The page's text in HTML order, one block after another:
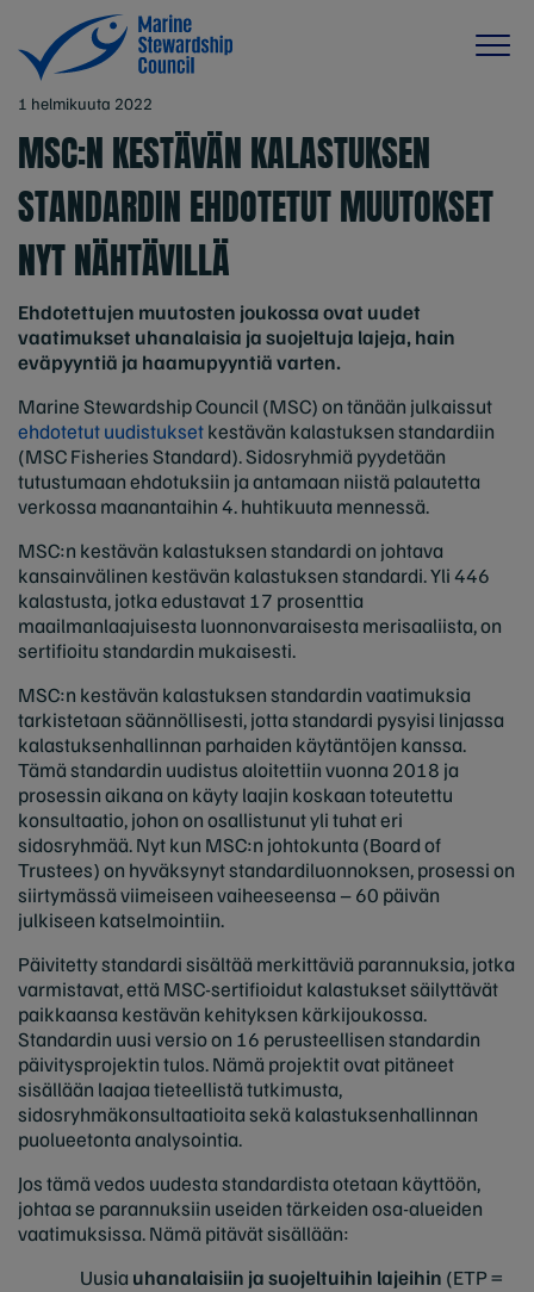
1 helmikuuta 2022
MSC:N KESTÄVÄN KALASTUKSEN
STANDARDIN EHDOTETUT MUUTOKSET
NYT NÄHTÄVILLÄ
Ehdotettujen muutosten joukossa ovat uudet
vaatimukset uhanalaisia ​​ja suojeltuja lajeja, hain
eväpyyntiä ja haamupyyntiä varten.
Marine Stewardship Council (MSC) on tänään julkaissut
ehdotetut uudistuksetkestävän kalastuksen standardiin
(MSC Fisheries Standard). Sidosryhmiä pyydetään
tutustumaan ehdotuksiin ja antamaan niistä palautetta
verkossa maanantaihin 4. huhtikuuta mennessä.
MSC:n kestävän kalastuksen standardi on johtava
kansainvälinen kestävän kalastuksen standardi. Yli 446
kalastusta, jotka edustavat 17 prosenttia
maailmanlaajuisesta luonnonvaraisesta merisaaliista, on
sertifioitu standardin mukaisesti.
MSC:n kestävän kalastuksen standardin vaatimuksia
tarkistetaan säännöllisesti, jotta standardi pysyisi linjassa
kalastuksenhallinnan parhaiden käytäntöjen kanssa.
Tämä standardin uudistus aloitettiin vuonna 2018 ja
prosessin aikana on käyty laajin koskaan toteutettu
konsultaatio, johon on osallistunut yli tuhat eri
sidosryhmää. Nyt kun MSC:n johtokunta (Board of
Trustees) on hyväksynyt standardiluonnoksen, prosessi on
siirtymässä viimeiseen vaiheeseensa – 60 päivän
julkiseen katselmointiin.
Päivitetty standardi sisältää merkittäviä parannuksia, jotka
varmistavat, että MSC-sertifioidut kalastukset säilyttävät
paikkaansa kestävän kehityksen kärkijoukossa.
Standardin uusi versio on 16 perusteellisen standardin
päivitysprojektin tulos. Nämä projektit ovat pitäneet
sisällään laajaa tieteellistä tutkimusta,
sidosryhmäkonsultaatioita sekä kalastuksenhallinnan
puolueetonta analysointia.
Jos tämä vedos uudesta standardista otetaan käyttöön,
johtaa se parannuksiin useiden tärkeiden osa-alueiden
vaatimuksissa. Nämä pitävät sisällään:
Uusia uhanalaisiin ja suojeltuihin lajeihin (ETP =